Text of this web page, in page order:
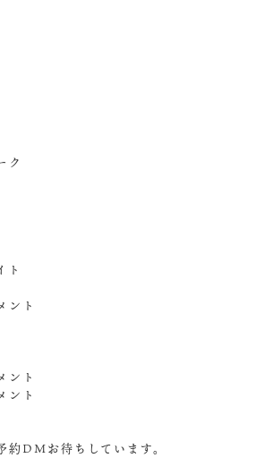
ク
ト
ント
ント
ント
約DM️お待ちしています。